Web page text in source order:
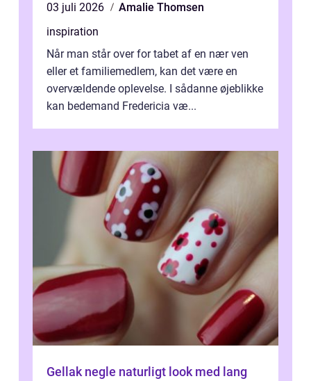
03 juli 2026
Amalie Thomsen
inspiration
Når man står over for tabet af en nær ven
eller et familiemedlem, kan det være en
overvældende oplevelse. I sådanne øjeblikke
kan bedemand Fredericia væ...
Gellak negle naturligt look med lang